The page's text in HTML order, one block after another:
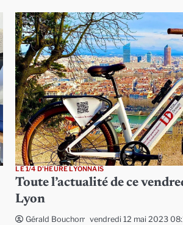
LE 1/4 D'HEURE LYONNAIS
Toute l’actualité de ce
Lyon
Gérald Bouchon vendredi 12 mai 2023